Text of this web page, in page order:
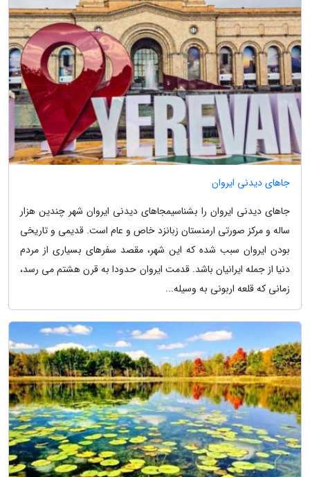
جاهای دیدنی ایروان
جاهای دیدنی ایروان را بشناسیمجاهای دیدنی ایروان شهر چندین هزار
ساله و مرکز صورتی ارمنستان زبانزد خاص و عام است. قدیمی و تاریخی
بودن ایروان سبب شده که این شهر، مقصد سفرهای بسیاری از مردم
دنیا از جمله ایرانیان باشد. قدمت ایروان حدودا به قرن هشتم می رسد،
زمانی که قلعه اربونی به وسیله...